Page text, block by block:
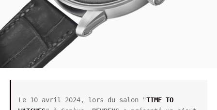
Le 10 avril 2024, lors du salon "TIME TO